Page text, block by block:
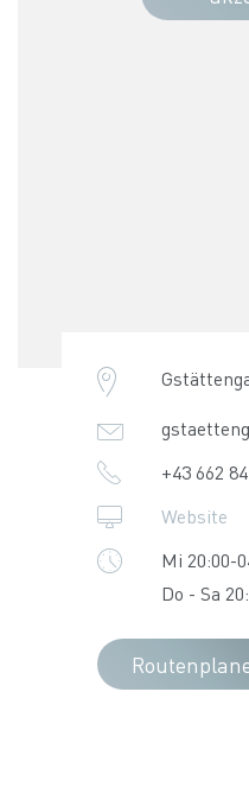
+43 662
Website
Mi 20:00-
Do - Sa